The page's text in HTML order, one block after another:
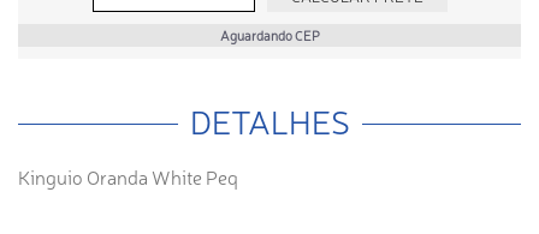
Aguardando CEP
DETALHES
Kinguio Oranda White Peq